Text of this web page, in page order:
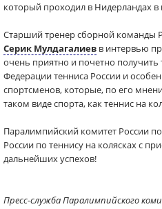
который проходил в Нидерландах в
Старший тренер сборной команды
Серик Мулдагалиев в интервью
очень приятно и почетно получить
Федерации тенниса России и
спортсменов, которые, по его
таком виде спорта, как теннис на
Паралимпийский комитет России
России по теннису на колясках с
дальнейших успехов!
Пресс-служба Паралимпийского